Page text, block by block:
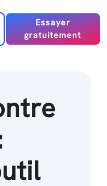
Essayer
gratuitement